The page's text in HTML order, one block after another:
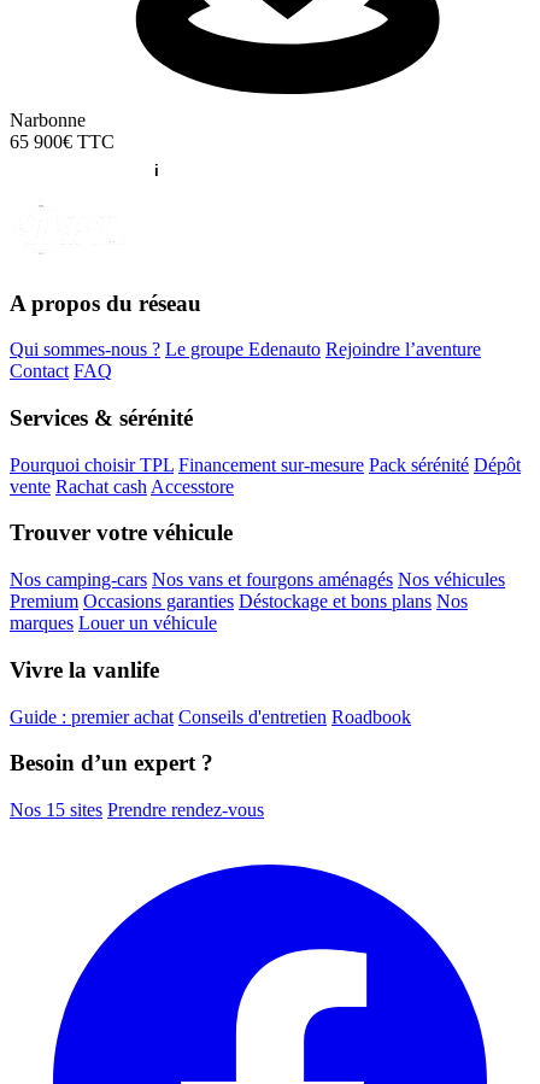
Narbonne
65 900€ TTC
A propos du réseau
Qui sommes-nous ? Le groupe Edenauto Rejoindre l’aventure
Contact FAQ
Services & sérénité
Pourquoi choisir TPL Financement sur-mesure Pack sérénité Dépôt
vente Rachat cash Accesstore
Trouver votre véhicule
Nos camping-cars Nos vans et fourgons aménagés Nos véhicules
Premium Occasions garanties Déstockage et bons plans Nos
marques Louer un véhicule
Vivre la vanlife
Guide : premier achat Conseils d'entretien Roadbook
Besoin d’un expert ?
Nos 15 sites Prendre rendez-vous